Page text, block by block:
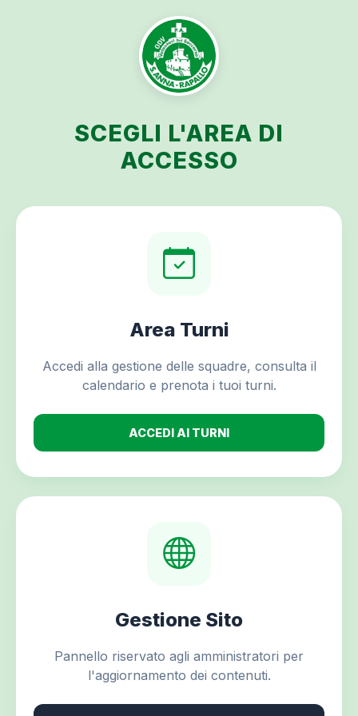
SCEGLI L'AREA DI
ACCESSO
Area Turni
Accedi alla gestione delle squadre, consulta il
calendario e prenota i tuoi turni.
ACCEDI AI TURNI
Gestione Sito
Pannello riservato agli amministratori per
l'aggiornamento dei contenuti.